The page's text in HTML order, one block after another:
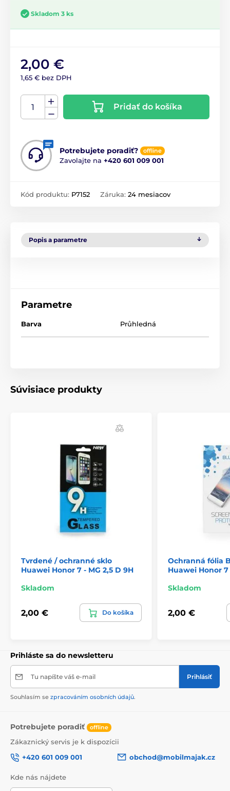
Skladom 3 ks
2,00 €
1,65 € bez DPH
Pridať do košíka
Potrebujete poradiť? offline
Zavolajte na +420 601 009 001
Kód produktu: P7152 Záruka: 24 mesiacov
Popis a parametre
Parametre
Barva Průhledná
Súvisiace produkty
Tvrdené / ochranné sklo
Huawei Honor 7 - MG 2,5 D 9H
Skladom
2,00 € Do košíka
Ochranná fólia
Huawei Honor 7
Skladom
2,00 €
Prihláste sa do newsletteru
Tu napíšte váš e-mail Prihlásiť
Souhlasím se zpracováním osobních údajů.
Potrebujete poradiť offline
Zákaznický servis je k dispozícii
+420 601 009 001
obchod@mobilmajak.cz
Kde nás nájdete